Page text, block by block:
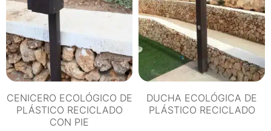
CENICERO ECOLÓGICO DE
PLÁSTICO RECICLADO
CON PIE
DUCHA ECOLÓGICA DE
PLÁSTICO RECICLADO